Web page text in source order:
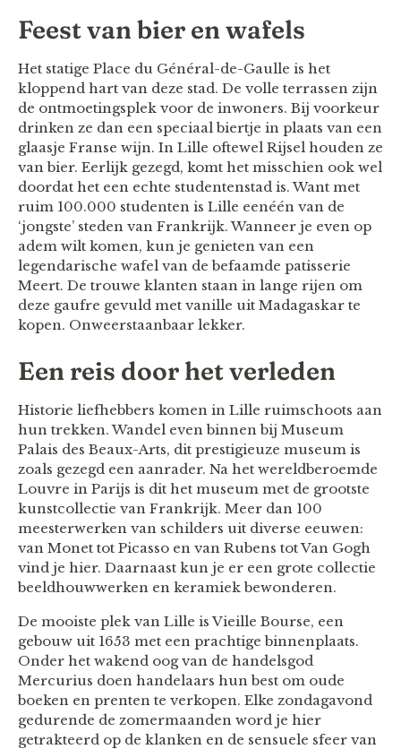
Feest van bier en wafels
Het statige Place du Général-de-Gaulle is het
kloppend hart van deze stad. De volle terrassen zijn
de ontmoetingsplek voor de inwoners. Bij voorkeur
drinken ze dan een speciaal biertje in plaats van een
glaasje Franse wijn. In Lille oftewel Rijsel houden ze
van bier. Eerlijk gezegd, komt het misschien ook wel
doordat het een echte studentenstad is. Want met
ruim 100.000 studenten is Lille eenéén van de
‘jongste’ steden van Frankrijk. Wanneer je even op
adem wilt komen, kun je genieten van een
legendarische wafel van de befaamde patisserie
Meert. De trouwe klanten staan in lange rijen om
deze gaufre gevuld met vanille uit Madagaskar te
kopen. Onweerstaanbaar lekker.
Een reis door het verleden
Historie liefhebbers komen in Lille ruimschoots aan
hun trekken. Wandel even binnen bij Museum
Palais des Beaux-Arts, dit prestigieuze museum is
zoals gezegd een aanrader. Na het wereldberoemde
Louvre in Parijs is dit het museum met de grootste
kunstcollectie van Frankrijk. Meer dan 100
meesterwerken van schilders uit diverse eeuwen:
van Monet tot Picasso en van Rubens tot Van Gogh
vind je hier. Daarnaast kun je er een grote collectie
beeldhouwwerken en keramiek bewonderen.
De mooiste plek van Lille is Vieille Bourse, een
gebouw uit 1653 met een prachtige binnenplaats.
Onder het wakend oog van de handelsgod
Mercurius doen handelaars hun best om oude
boeken en prenten te verkopen. Elke zondagavond
gedurende de zomermaanden word je hier
getrakteerd op de klanken en de sensuele sfeer van